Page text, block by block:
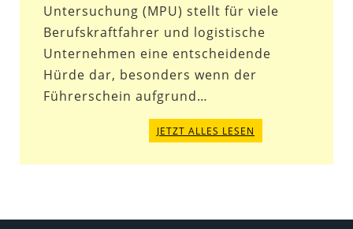
Untersuchung (MPU) stellt für viele
Berufskraftfahrer und logistische
Unternehmen eine entscheidende
Hürde dar, besonders wenn der
Führerschein aufgrund…
JETZT ALLES LESEN